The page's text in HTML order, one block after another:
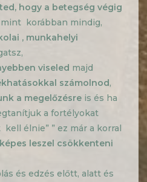
hogy a betegség végig
mint korábban mindig,
, munkahelyi
viseled majd
számolnod,
a megelőzésre is és ha
a fortélyokat
élnie” ” ez már a korral
képes leszel csökkenteni
és edzés előtt, alatt és